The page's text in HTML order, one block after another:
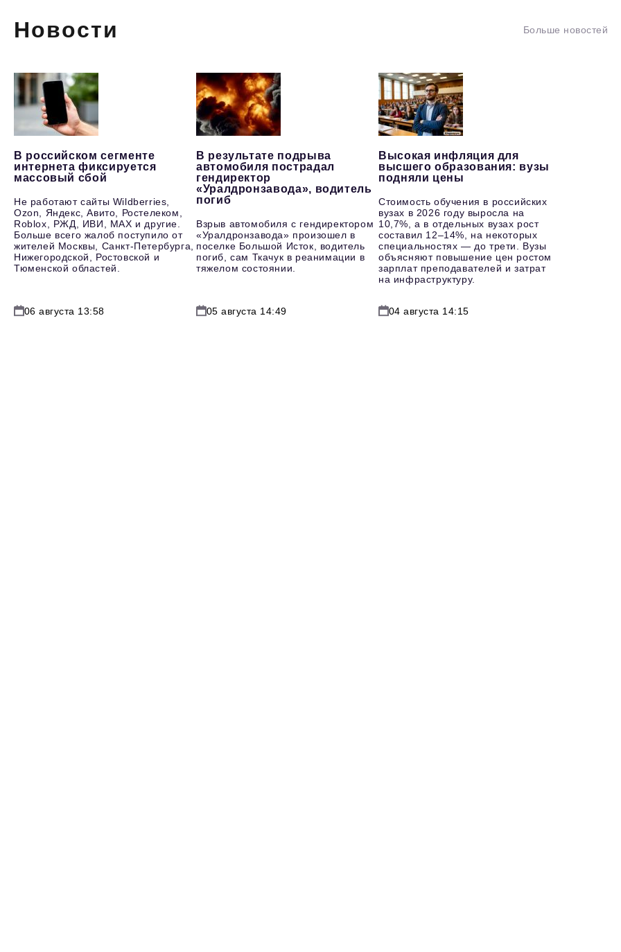
Новости Больше новостей
В российском сегменте
интернета фиксируется
массовый сбой
Не работают сайты Wildberries,
Ozon, Яндекс, Авито, Ростелеком,
Roblox, РЖД, ИВИ, MAX и другие.
Больше всего жалоб поступило от
жителей Москвы, Санкт-Петербурга,
Нижегородской, Ростовской и
Тюменской областей.
06 августа 13:58
В результате подрыва
автомобиля пострадал
гендиректор
«Уралдронзавода», водитель
погиб
Взрыв автомобиля с гендиректором
«Уралдронзавода» произошел в
поселке Большой Исток, водитель
погиб, сам Ткачук в реанимации в
тяжелом состоянии.
05 августа 14:49
Высокая инфляция для
высшего образования: вузы
подняли цены
Стоимость обучения в российских
вузах в 2026 году выросла на
10,7%, а в отдельных вузах рост
составил 12–14%, на некоторых
специальностях — до трети. Вузы
объясняют повышение цен ростом
зарплат преподавателей и затрат
на инфраструктуру.
04 августа 14:15